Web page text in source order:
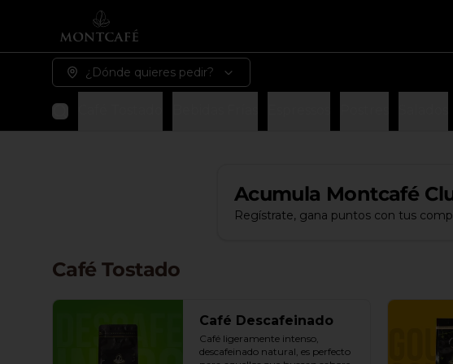
¿Dónde quieres pedir?
Acumula Montcafé
Regístrate, gana puntos con tus
Café Tostado
Café Descafeinado
Café ligeramente intenso,
descafeinado natural, es perfecto